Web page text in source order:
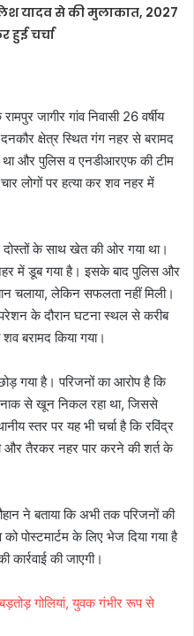
यादव से की मुलाकात, 2027
हुई चर्चा
जागीर गांव निवासी 26 वर्षीय
क्षेत्र स्थित गंग नहर से बरामद
था और पुलिस व एनडीआरएफ की टीम
लोगों पर हत्या कर शव नहर में
के साथ खेत की ओर गया था।
में डूब गया है। इसके बाद पुलिस और
चलाया, लेकिन सफलता नहीं मिली।
के दौरान घटना स्थल से करीब
बरामद किया गया।
गया है। परिजनों का आरोप है कि
से खून निकल रहा था, जिससे
स्तर पर यह भी चर्चा है कि रविंद्र
और तैरकर नहर पार करने की शर्त के
ने बताया कि अभी तक परिजनों की
पोस्टमार्टम के लिए भेज दिया गया है
की जाएगी।
गोलियां, युवक गंभीर रूप से